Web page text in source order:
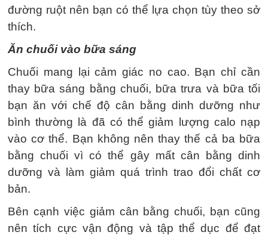
đường ruột nên bạn có thể lựa chọn tùy theo sở
thích.
Ăn chuối vào bữa sáng
Chuối mang lại cảm giác no cao. Bạn chỉ cần
thay bữa sáng bằng chuối, bữa trưa và bữa tối
bạn ăn với chế độ cân bằng dinh dưỡng như
bình thường là đã có thể giảm lượng calo nạp
vào cơ thể. Bạn không nên thay thế cả ba bữa
bằng chuối vì có thể gây mất cân bằng dinh
dưỡng và làm giảm quá trình trao đổi chất cơ
bản.
Bên cạnh việc giảm cân bằng chuối, bạn cũng
nên tích cực vận động và tập thể dục để đạt